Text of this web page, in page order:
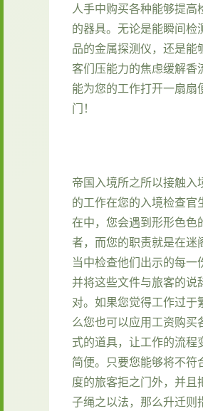
人手中购买各种能够提高
的器具。无论是能瞬间检
品的金属探测仪，还是能
客们压能力的焦虑缓解香
能为您的工作打开一扇扇
门！
帝国入境所之所以接触入
的工作在您的入境检查官
在中，您会遇到形形色色
者，而您的职责就是在迷
当中检查他们出示的每一
并将这些文件与旅客的说
对。如果您觉得工作过于
么您也可以应用工资购买
式的道具，让工作的流程
简便。只要您能够将不符
度的旅客拒之门外，并且
子绳之以法，那么升迁则